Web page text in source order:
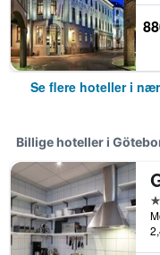
Se flere hoteller i
Billige hoteller i